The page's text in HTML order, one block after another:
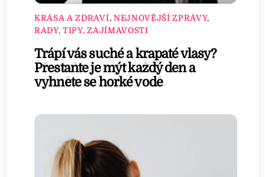
KRÁSA A ZDRAVÍ, NEJNOVĚJŠÍ ZPRÁVY,
RADY, TIPY, ZAJÍMAVOSTI
Trápí vás suché a krapaté vlasy?
Přestaňte je mýt každý den a
vyhněte se horké vodě